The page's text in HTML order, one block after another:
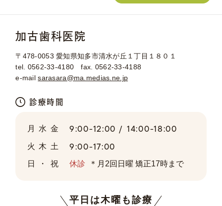
加古歯科医院
〒478-0053愛知県知多市清水が丘１丁目１８０１
tel. 0562-33-4180
fax. 0562-33-4188
e-mailsarasara@ma.medias.ne.jp
診療時間
月水金 9:00-12:00 / 14:00-18:00
火木土 9:00-17:00
日・祝 休診 ＊月2回日曜 矯正17時まで
平日は木曜も診療